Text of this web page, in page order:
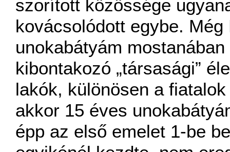
szorított közössége
kovácsolódott egybe.
unokabátyám
kibontakozó „társasági”
lakók, különösen a
akkor 15 éves
épp az első emelet 1-be